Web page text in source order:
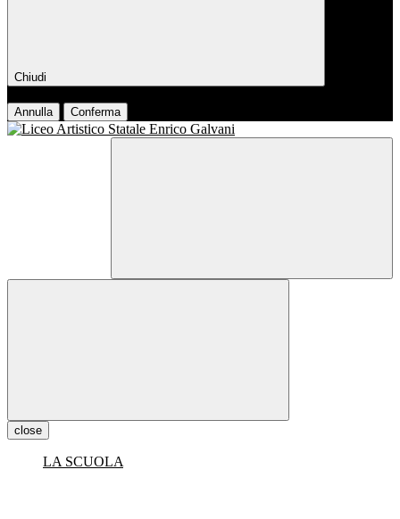
Chiudi
Annulla Conferma
close
LA SCUOLA